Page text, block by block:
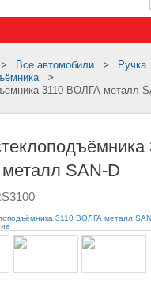
Все автомобили
Ручка
3110 ВОЛГА металл
SAN-D